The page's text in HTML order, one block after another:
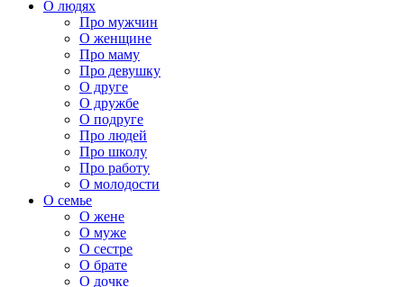
О людях
Про мужчин
О женщине
Про маму
Про девушку
О друге
О дружбе
О подруге
Про людей
Про школу
Про работу
О молодости
О семье
О жене
О муже
О сестре
О брате
О дочке